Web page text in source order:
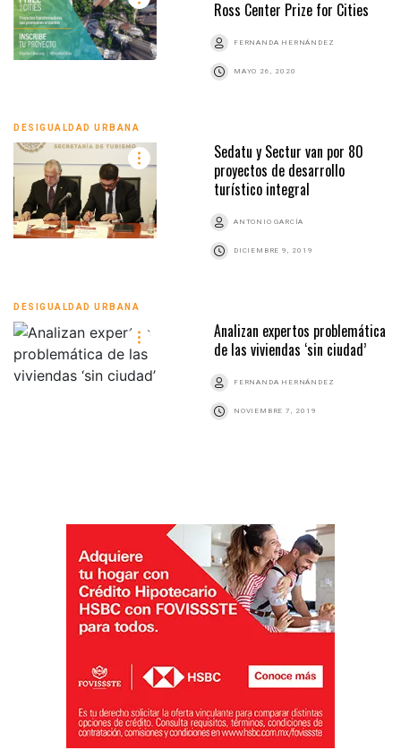
Ross Center Prize for Cities
FERNANDA HERNÁNDEZ
MAYO 26, 2020
DESIGUALDAD URBANA
Sedatu y Sectur van por 80
proyectos de desarrollo
turístico integral
ANTONIO GARCÍA
DICIEMBRE 9, 2019
DESIGUALDAD URBANA
Analizan expertos problemática
de las viviendas ‘sin ciudad’
FERNANDA HERNÁNDEZ
NOVIEMBRE 7, 2019